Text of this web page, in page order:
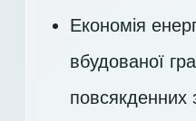
Економія
вбудованої
повсякденних